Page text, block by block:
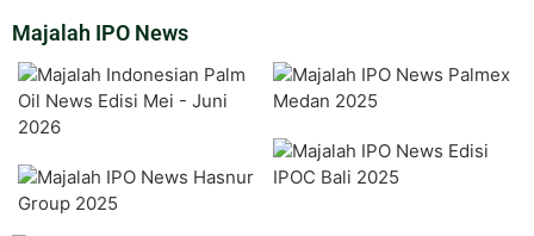
Majalah IPO News